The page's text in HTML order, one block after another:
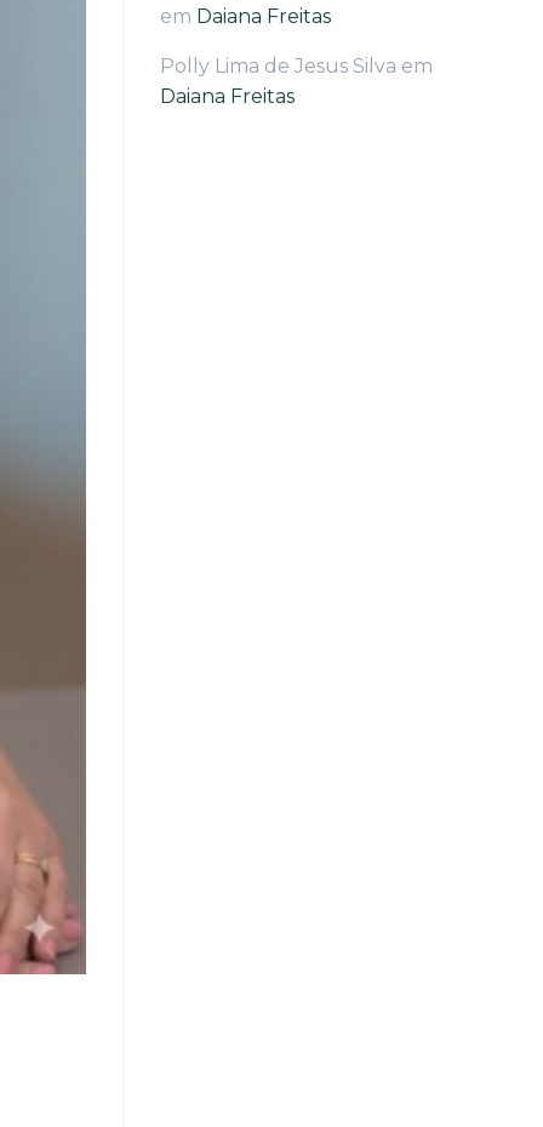
em Daiana Freitas
Polly Lima de Jesus Silva em
Daiana Freitas